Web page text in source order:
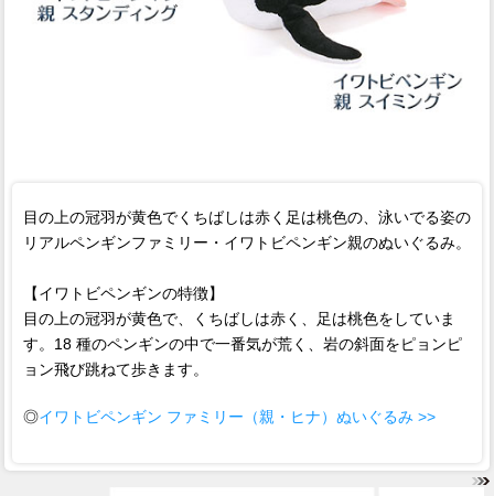
目の上の冠羽が黄色でくちばしは赤く足は桃色の、泳いでる姿の
リアルペンギンファミリー・イワトビペンギン親のぬいぐるみ。
【イワトビペンギンの特徴】
目の上の冠羽が黄色で、くちばしは赤く、足は桃色をしていま
す。18 種のペンギンの中で一番気が荒く、岩の斜面をピョンピ
ョン飛び跳ねて歩きます。
◎イワトビペンギン ファミリー（親・ヒナ）ぬいぐるみ >>